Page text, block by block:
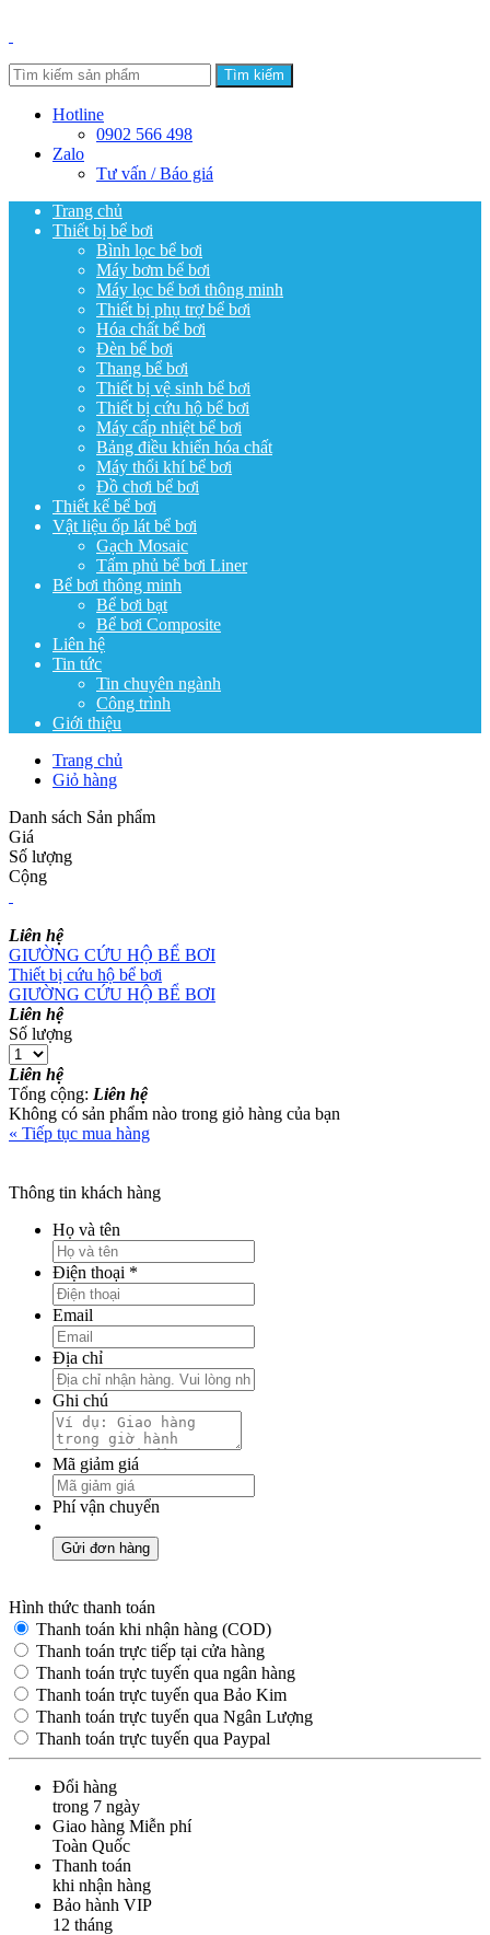
Tìm kiếm
Hotline
0902 566 498
Zalo
Tư vấn / Báo giá
Trang chủ
Thiết bị bể bơi
Bình lọc bể bơi
Máy bơm bể bơi
Máy lọc bể bơi thông minh
Thiết bị phụ trợ bể bơi
Hóa chất bể bơi
Đèn bể bơi
Thang bể bơi
Thiết bị vệ sinh bể bơi
Thiết bị cứu hộ bể bơi
Máy cấp nhiệt bể bơi
Bảng điều khiển hóa chất
Máy thổi khí bể bơi
Đồ chơi bể bơi
Thiết kế bể bơi
Vật liệu ốp lát bể bơi
Gạch Mosaic
Tấm phủ bể bơi Liner
Bể bơi thông minh
Bể bơi bạt
Bể bơi Composite
Liên hệ
Tin tức
Tin chuyên ngành
Công trình
Giới thiệu
Trang chủ
Giỏ hàng
Danh sách Sản phẩm
Giá
Số lượng
Cộng
Liên hệ
GIƯỜNG CỨU HỘ BỂ BƠI
Thiết bị cứu hộ bể bơi
GIƯỜNG CỨU HỘ BỂ BƠI
Liên hệ
Số lượng
Liên hệ
Tổng cộng: Liên hệ
Không có sản phẩm nào trong giỏ hàng của bạn
« Tiếp tục mua hàng
Thông tin khách hàng
Họ và tên
Điện thoại *
Email
Địa chỉ
Ghi chú
Mã giảm giá
Phí vận chuyển
Gửi đơn hàng
Hình thức thanh toán
Thanh toán khi nhận hàng (COD)
Thanh toán trực tiếp tại cửa hàng
Thanh toán trực tuyến qua ngân hàng
Thanh toán trực tuyến qua Bảo Kim
Thanh toán trực tuyến qua Ngân Lượng
Thanh toán trực tuyến qua Paypal
Đổi hàng
trong 7 ngày
Giao hàng Miễn phí
Toàn Quốc
Thanh toán
khi nhận hàng
Bảo hành VIP
12 tháng